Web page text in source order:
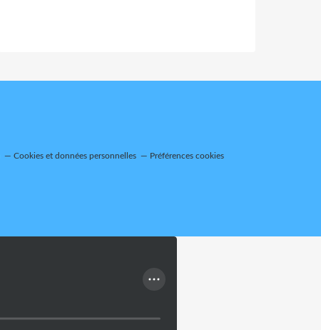
Cookies et données personnelles Préférences cookies